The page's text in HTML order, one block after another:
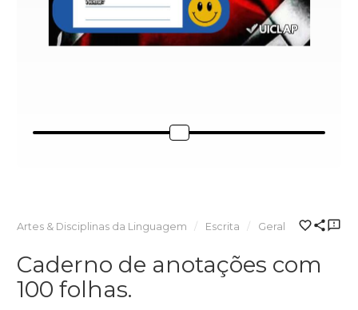
Artes & Disciplinas da Linguagem Escrita Geral
Caderno de anotações com
100 folhas.